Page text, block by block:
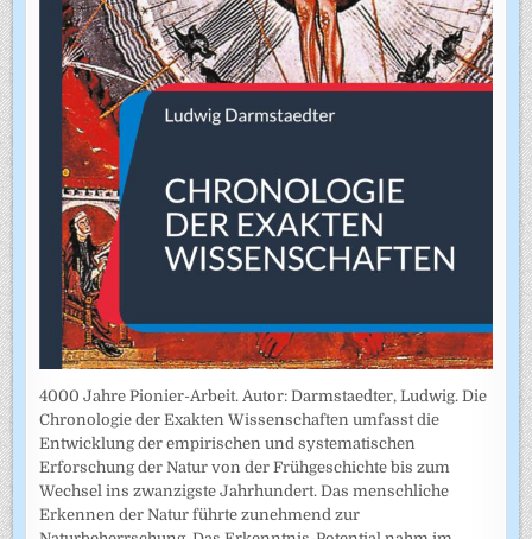
4000 Jahre Pionier-Arbeit. Autor: Darmstaedter, Ludwig. Die
Chronologie der Exakten Wissenschaften umfasst die
Entwicklung der empirischen und systematischen
Erforschung der Natur von der Frühgeschichte bis zum
Wechsel ins zwanzigste Jahrhundert. Das menschliche
Erkennen der Natur führte zunehmend zur